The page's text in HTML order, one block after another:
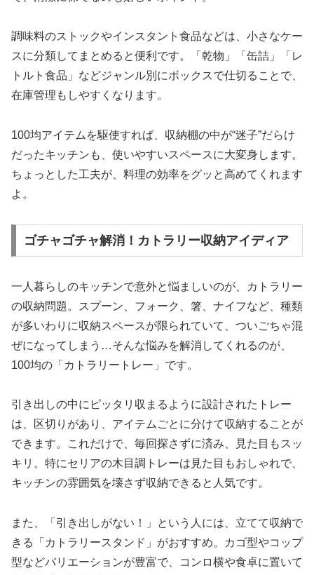
調味料のストックやインスタント食品などは、小さなケー
スに分類してまとめると便利です。「乾物」「缶詰」「レ
トルト食品」などジャンル別にボックスで仕切ることで、
在庫管理もしやすくなります。
100均アイテムを駆使すれば、収納棚の中が“迷子”だらけ
だったキッチンも、使いやすいスペースに大変身します。
ちょっとした工夫が、料理の効率をグッと高めてくれます
よ。
ゴチャゴチャ解消！カトラリー収納アイディア
一人暮らしのキッチンで意外と悩ましいのが、カトラリー
の収納問題。スプーン、フォーク、箸、ナイフなど、種類
が多いわりに収納スペースが限られていて、ついごちゃ混
ぜになってしまう…そんな悩みを解消してくれるのが、
100均の「カトラリートレー」です。
引き出しの中にピッタリ収まるように設計されたトレー
は、区切りがあり、アイテムごとに分けて収納することが
できます。これだけで、毎回探さずに済み、見た目もスッ
キリ。特にセリアの木目調トレーは見た目もおしゃれで、
キッチンの雰囲気を壊さず収納できると人気です。
また、「引き出しがない！」という人には、立てて収納で
きる「カトラリースタンド」がおすすめ。カゴ型やコップ
型などバリエーションが豊富で、コンロ横や食卓に置いて